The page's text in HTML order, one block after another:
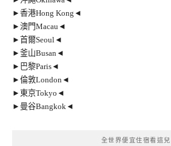
►香港Hong Kong◄
►澳門Macau◄
►首爾Seoul◄
►釜山Busan◄
►巴黎Paris◄
►倫敦London◄
►東京Tokyo◄
►曼谷Bangkok◄
全世界便宜住宿看這兒